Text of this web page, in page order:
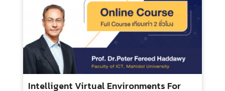
ระยะเวลา : 7 ชั่วโมง
กลุ่มเป้าหมาย : สำหรับบุคลากรศิริราช
คอร์สนี้สำหรับบุคลากรศิริราชเท่านั้น